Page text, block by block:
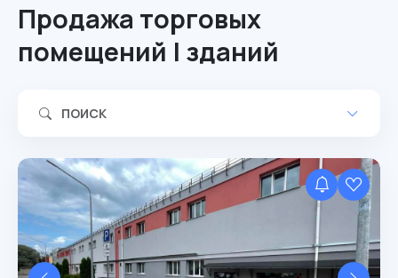
Продажа торговых
помещений | зданий
ПОИСК